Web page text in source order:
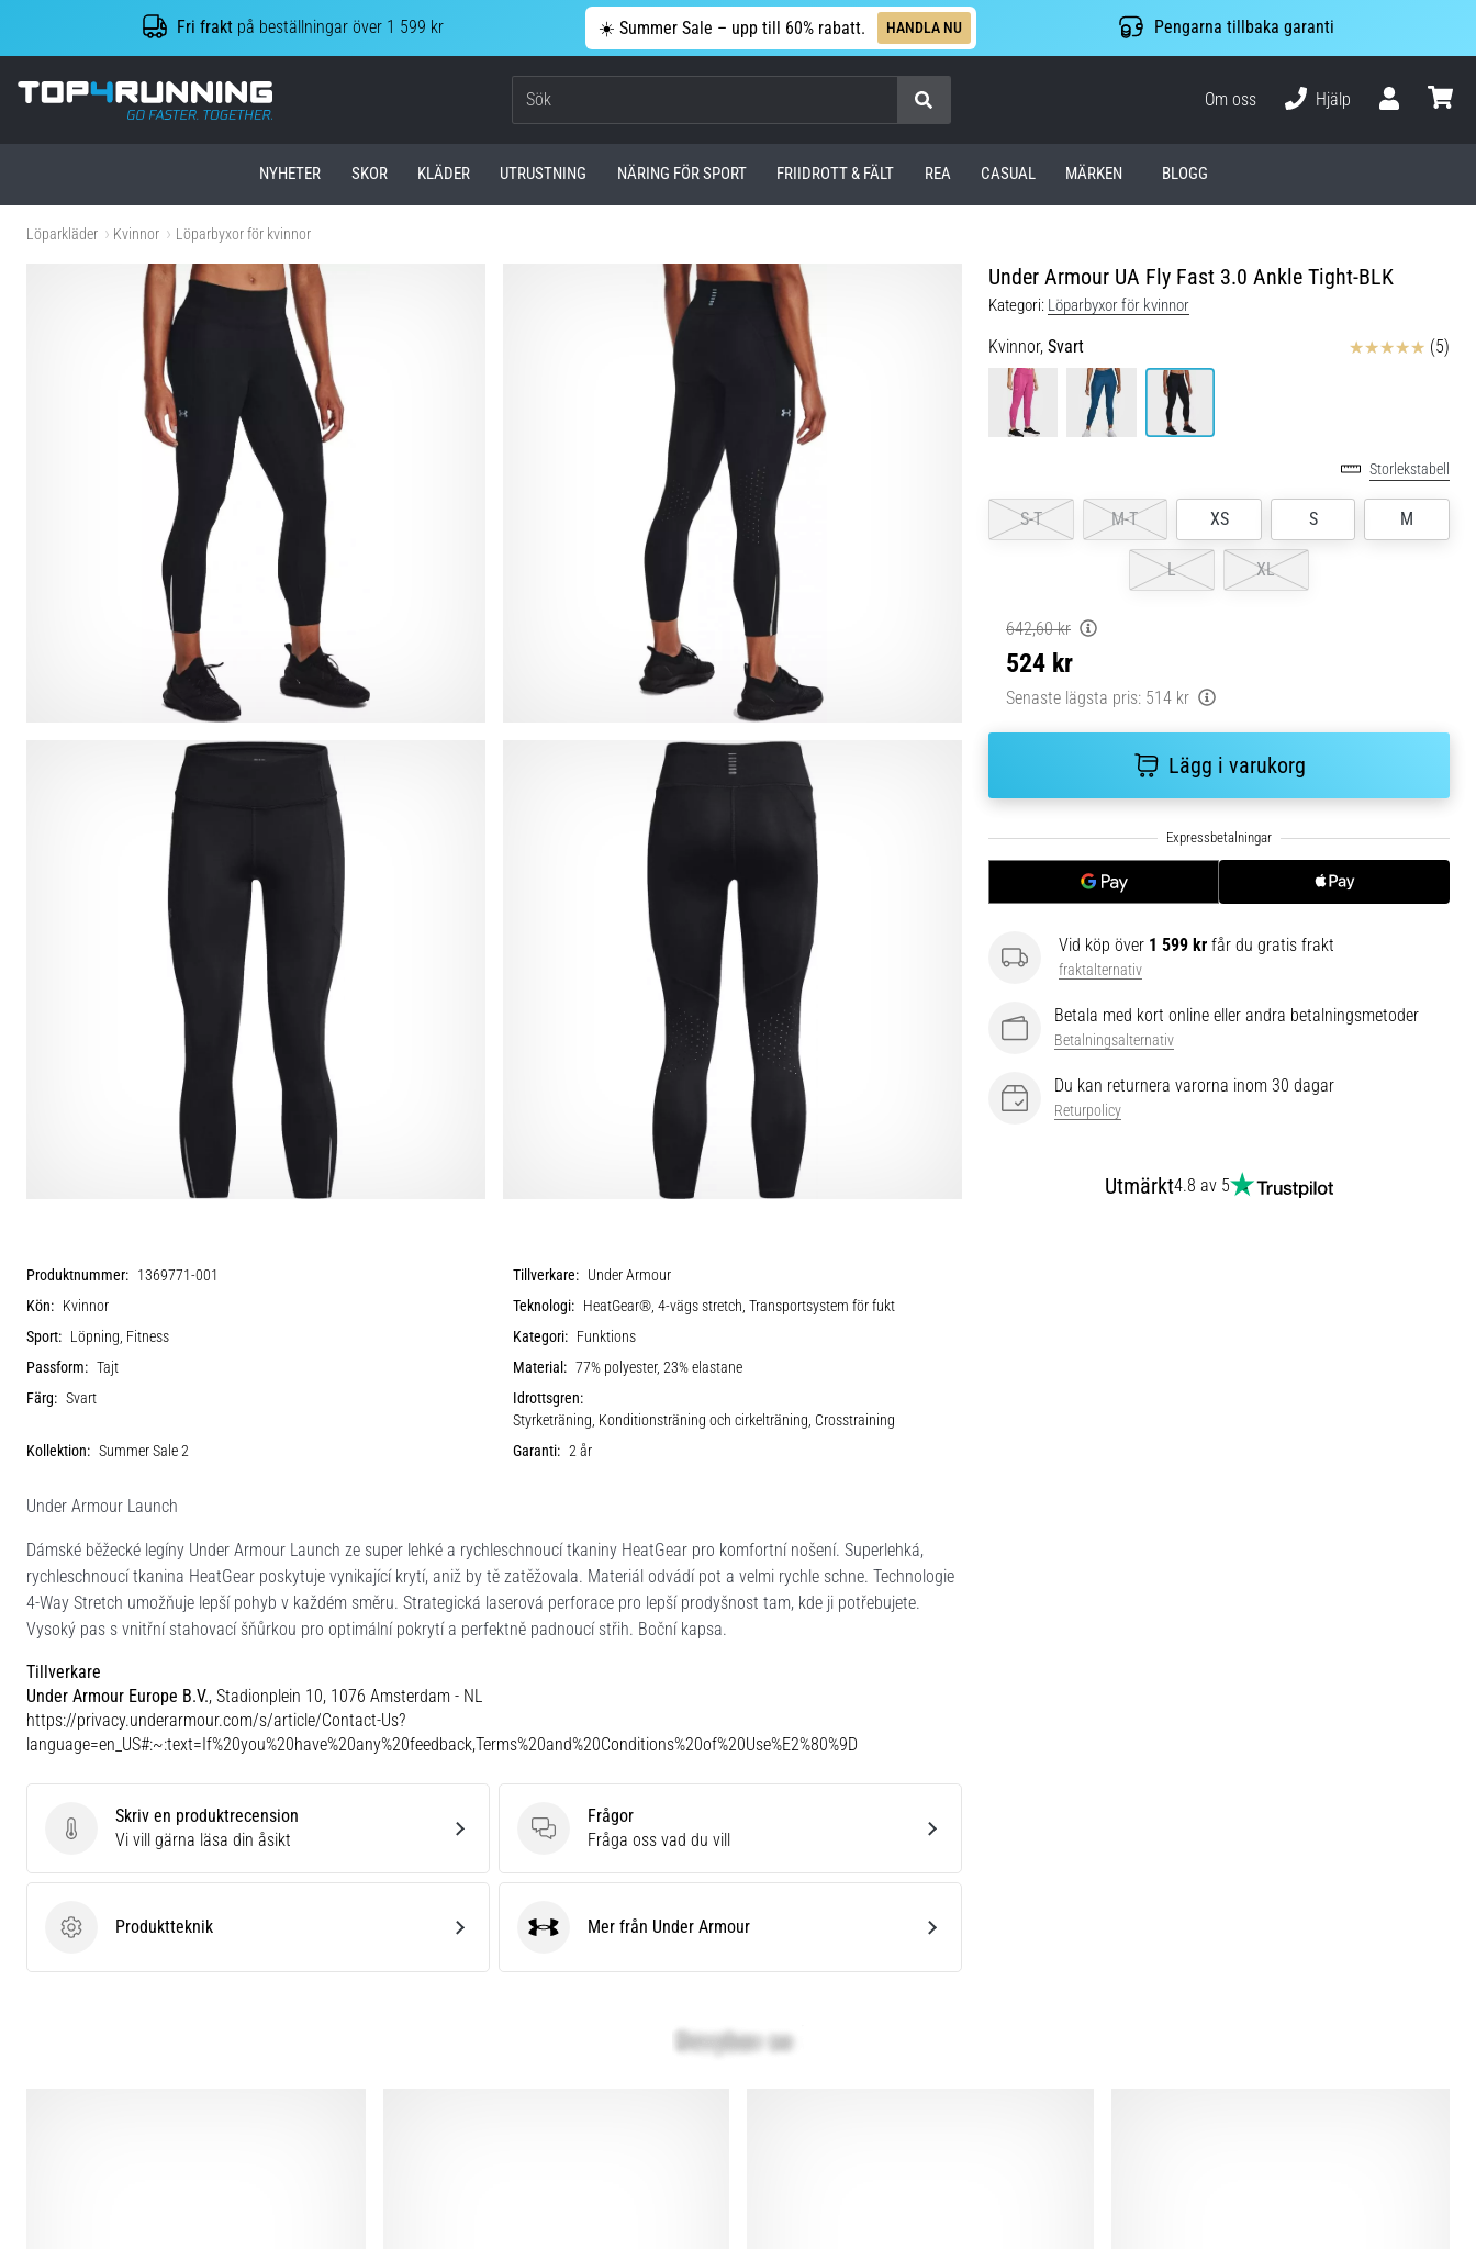
Fri frakt på beställningar över 1 599 kr ☀️ Summer Sale – upp till 60% rabatt. HANDLA NU Pengarna tillbaka garanti
Top4Running.se
Om oss
Hjälp
NYHETER SKOR KLÄDER UTRUSTNING NÄRING FÖR SPORT FRIIDROTT & FÄLT REA CASUAL MÄRKEN BLOGG
Löparkläder Kvinnor Löparbyxor för kvinnor
Under Armour UA Fly Fast 3.0 Ankle Tight-BLK
Kategori: Löparbyxor för kvinnor
Kvinnor, Svart Recensioner (5)
Storlekstabell
S-T M-T XS S M
L XL
642,60 kr
524 kr
Senaste lägsta pris: 514 kr
Lägg i varukorg
Vid köp över 1 599 kr får du gratis frakt
fraktalternativ
Betala med kort online eller andra betalningsmetoder
Betalningsalternativ
Du kan returnera varorna inom 30 dagar
Returpolicy
Utmärkt4.8 av 5
Produktnummer: 1369771-001 Tillverkare: Under Armour
Kön: Kvinnor Teknologi: HeatGear®, 4-vägs stretch, Transportsystem för fukt
Sport: Löpning, Fitness Kategori: Funktions
Passform: Tajt Material: 77% polyester, 23% elastane
Färg: Svart
Idrottsgren:
Styrketräning, Konditionsträning och cirkelträning, Crosstraining
Kollektion: Summer Sale 2 Garanti: 2 år
Under Armour Launch
Dámské běžecké legíny Under Armour Launch ze super lehké a rychleschnoucí tkaniny HeatGear pro komfortní nošení. Superlehká,
rychleschnoucí tkanina HeatGear poskytuje vynikající krytí, aniž by tě zatěžovala. Materiál odvádí pot a velmi rychle schne. Technologie
4-Way Stretch umožňuje lepší pohyb v každém směru. Strategická laserová perforace pro lepší prodyšnost tam, kde ji potřebujete.
Vysoký pas s vnitřní stahovací šňůrkou pro optimální pokrytí a perfektně padnoucí střih. Boční kapsa.
Tillverkare
Under Armour Europe B.V., Stadionplein 10, 1076 Amsterdam - NL
https://privacy.underarmour.com/s/article/Contact-Us?
language=en_US#:~:text=If%20you%20have%20any%20feedback,Terms%20and%20Conditions%20of%20Use%E2%80%9D
Skriv en produktrecension
Skriv en produktrecension
Vi vill gärna läsa din åsikt
Frågor
Frågor
Fråga oss vad du vill
ProduktteknikProduktteknik Under ArmourMer från Under Armour